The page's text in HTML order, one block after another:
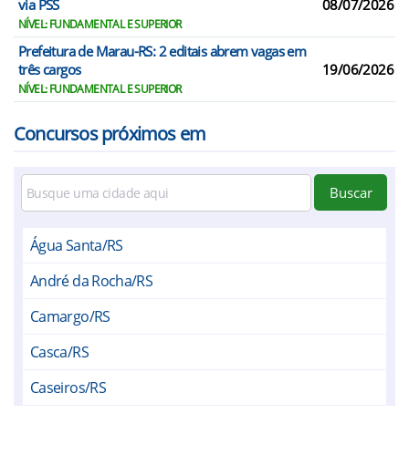
via PSS
NÍVEL: FUNDAMENTAL E SUPERIOR
08/07/2026
Prefeitura de Marau-RS: 2 editais abrem vagas em
três cargos
NÍVEL: FUNDAMENTAL E SUPERIOR
19/06/2026
Concursos próximos em
Buscar
Água Santa/RS
André da Rocha/RS
Camargo/RS
Casca/RS
Caseiros/RS